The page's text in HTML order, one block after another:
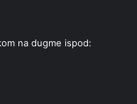
na dugme ispod: